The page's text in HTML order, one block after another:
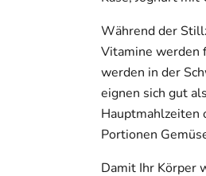
Während der
Vitamine werden
werden in der
eignen sich gut
Hauptmahlzeiten
Portionen
Damit Ihr Körper